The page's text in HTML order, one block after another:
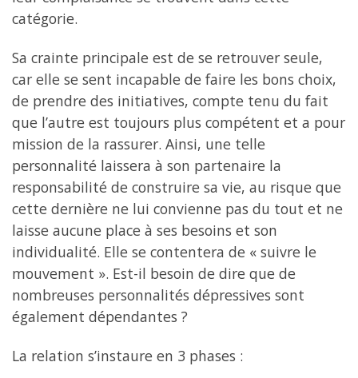
catégorie.
Sa crainte principale est de se retrouver seule,
car elle se sent incapable de faire les bons choix,
de prendre des initiatives, compte tenu du fait
que l’autre est toujours plus compétent et a pour
mission de la rassurer. Ainsi, une telle
personnalité laissera à son partenaire la
responsabilité de construire sa vie, au risque que
cette dernière ne lui convienne pas du tout et ne
laisse aucune place à ses besoins et son
individualité. Elle se contentera de « suivre le
mouvement ». Est-il besoin de dire que de
nombreuses personnalités dépressives sont
également dépendantes ?
La relation s’instaure en 3 phases :